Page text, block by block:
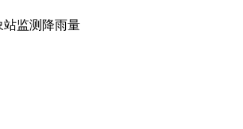
站监测降雨量